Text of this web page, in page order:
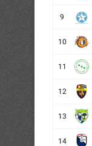
9
10
11
12
13
14